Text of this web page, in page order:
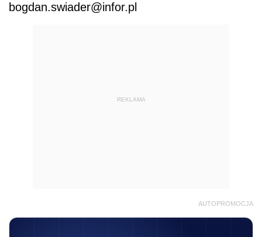
bogdan.swiader@infor.pl
REKLAMA
AUTOPROMOCJA